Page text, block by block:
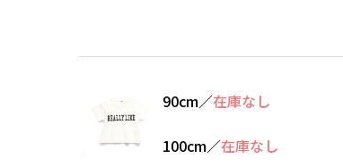
90cm／在庫なし
100cm／在庫なし